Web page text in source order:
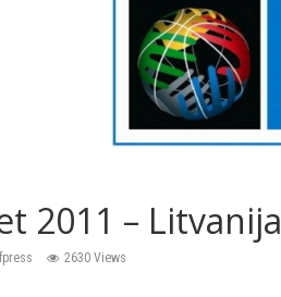
2011 – Litvanija
2630 Views